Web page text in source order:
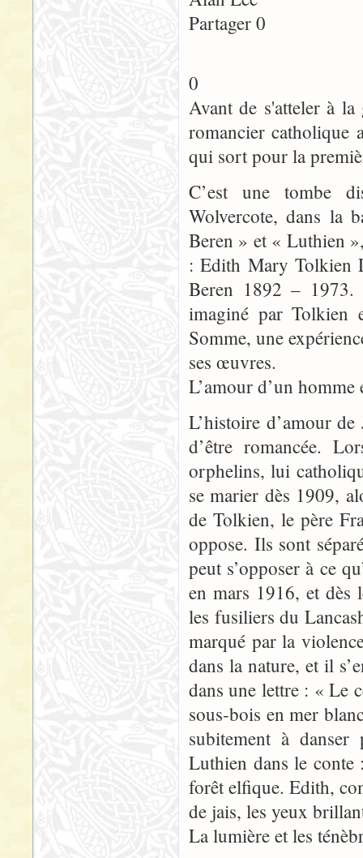
Partager 0
0
Avant de s'atteler à
romancier catholique
qui sort pour la
C’est une tombe
Wolvercote, dans la
Beren » et « Luthien
: Edith Mary Tolkien
Beren 1892 – 1973.
imaginé par Tolkien
Somme, une
ses œuvres.
L’amour d’un homme
L’histoire d’amour
d’être romancée.
orphelins, lui
se marier dès 1909,
de Tolkien, le père
oppose. Ils sont
peut s’opposer à ce
en mars 1916, et
les fusiliers du
marqué par la
dans la nature, et il
dans une lettre : « Le
sous-bois en mer
subitement à
Luthien dans le conte
forêt elfique. Edith,
de jais, les yeux
La lumière et les